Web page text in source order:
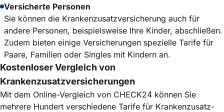
Versicherte Personen
Sie können die Krankenzusatzversicherung auch für
andere Personen, beispielsweise Ihre Kinder, abschließen.
Zudem bieten einige Versicherungen spezielle Tarife für
Paare, Familien oder Singles mit Kindern an.
Kostenloser Vergleich von
Krankenzusatzversicherungen
Mit dem Online-Vergleich von CHECK24 können Sie
mehrere Hundert verschiedene Tarife für Krankenzusatz­